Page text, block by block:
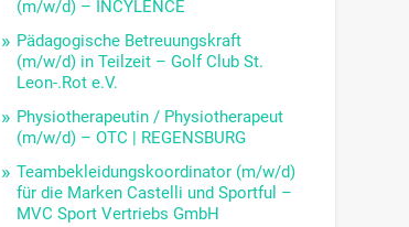
(m/w/d) – INCYLENCE
Pädagogische Betreuungskraft
(m/w/d) in Teilzeit – Golf Club St.
Leon-.Rot e.V.
Physiotherapeutin / Physiotherapeut
(m/w/d) – OTC | REGENSBURG
Teambekleidungskoordinator (m/w/d)
für die Marken Castelli und Sportful –
MVC Sport Vertriebs GmbH